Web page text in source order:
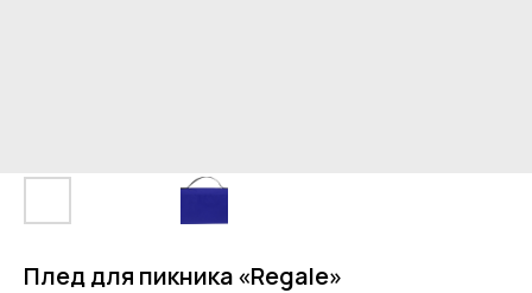
Плед для пикника «Regale»